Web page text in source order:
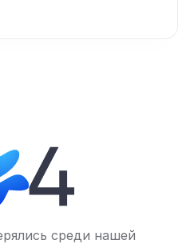
среди нашей